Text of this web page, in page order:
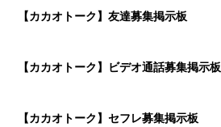
【カカオトーク】友達募集掲示板
【カカオトーク】ビデオ通話募集掲示板
【カカオトーク】セフレ募集掲示板